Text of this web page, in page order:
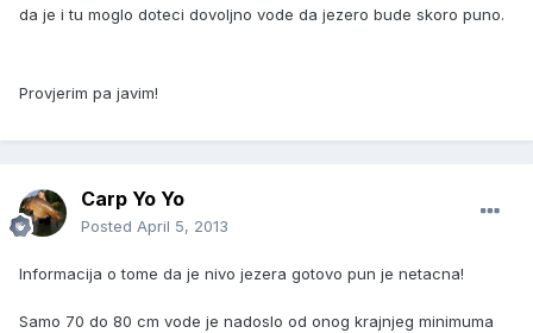
da je i tu moglo doteci dovoljno vode da jezero bude skoro puno.
Provjerim pa javim!
Carp Yo Yo
Posted April 5, 2013
Informacija o tome da je nivo jezera gotovo pun je netacna!
Samo 70 do 80 cm vode je nadoslo od onog krajnjeg minimuma